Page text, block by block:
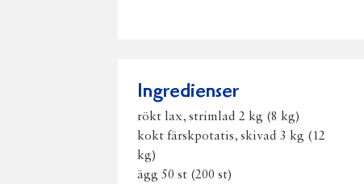
Ingredienser
rökt lax, strimlad 2 kg (8 kg)
kokt färskpotatis, skivad 3 kg (12
kg)
ägg 50 st (200 st)